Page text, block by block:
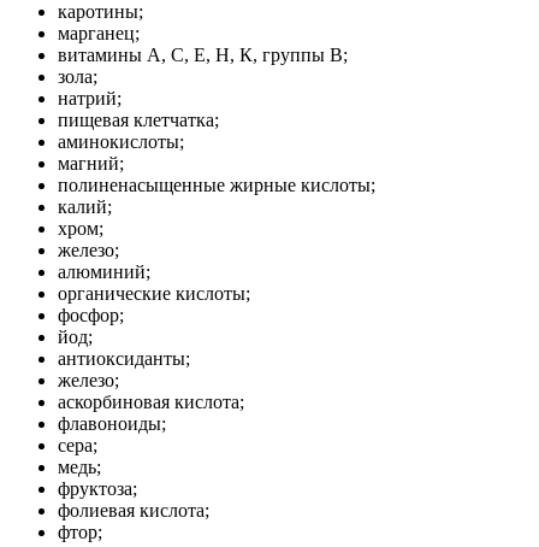
каротины;
марганец;
витамины А, С, Е, Н, К, группы В;
зола;
натрий;
пищевая клетчатка;
аминокислоты;
магний;
полиненасыщенные жирные кислоты;
калий;
хром;
железо;
алюминий;
органические кислоты;
фосфор;
йод;
антиоксиданты;
железо;
аскорбиновая кислота;
флавоноиды;
сера;
медь;
фруктоза;
фолиевая кислота;
фтор;